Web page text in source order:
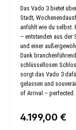
Das Vado 3 bietet
Stadt,
anfühlt wie du selbst.
– entstanden aus der
und einer
Dank
schlüssellosen
sorgt das Vado 3
gelassen und
of Arrival – perfected.
Regulärer Preis:
4.199,00 €